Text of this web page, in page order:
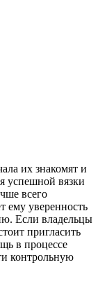
их знакомят и
успешной вязки
всего
ему уверенность
Если владельцы
пригласить
в процессе
контрольную